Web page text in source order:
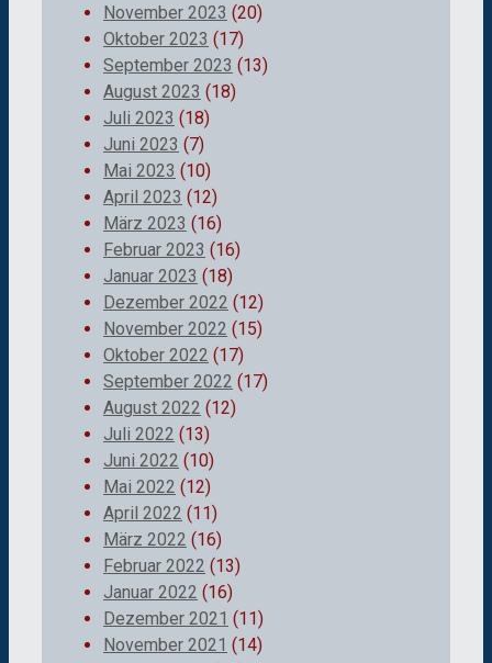
November 2023 (20)
Oktober 2023 (17)
September 2023 (13)
August 2023 (18)
Juli 2023 (18)
Juni 2023 (7)
Mai 2023 (10)
April 2023 (12)
März 2023 (16)
Februar 2023 (16)
Januar 2023 (18)
Dezember 2022 (12)
November 2022 (15)
Oktober 2022 (17)
September 2022 (17)
August 2022 (12)
Juli 2022 (13)
Juni 2022 (10)
Mai 2022 (12)
April 2022 (11)
März 2022 (16)
Februar 2022 (13)
Januar 2022 (16)
Dezember 2021 (11)
November 2021 (14)